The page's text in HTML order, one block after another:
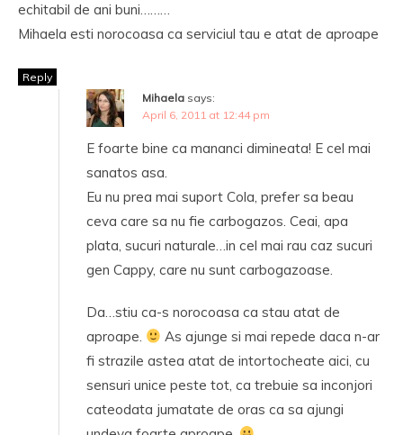
echitabil de ani buni………
Mihaela esti norocoasa ca serviciul tau e atat de aproape
Reply
Mihaela says:
April 6, 2011 at 12:44 pm
E foarte bine ca mananci dimineata! E cel mai
sanatos asa.
Eu nu prea mai suport Cola, prefer sa beau
ceva care sa nu fie carbogazos. Ceai, apa
plata, sucuri naturale…in cel mai rau caz sucuri
gen Cappy, care nu sunt carbogazoase.
Da…stiu ca-s norocoasa ca stau atat de
aproape.
As ajunge si mai repede daca n-ar
fi strazile astea atat de intortocheate aici, cu
sensuri unice peste tot, ca trebuie sa inconjori
cateodata jumatate de oras ca sa ajungi